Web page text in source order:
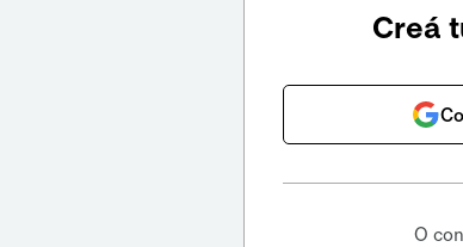
Creá
O